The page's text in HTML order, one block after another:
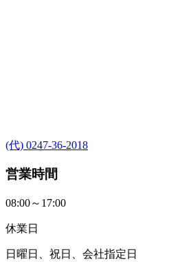
(代) 0247-36-2018
営業時間
08:00～17:00
休業日
日曜日、祝日、会社指定日